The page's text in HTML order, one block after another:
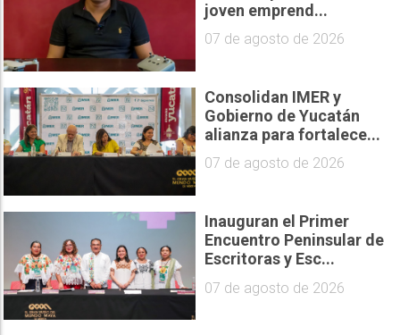
joven emprend...
07 de agosto de 2026
Consolidan IMER y
Gobierno de Yucatán
alianza para fortalece...
07 de agosto de 2026
Inauguran el Primer
Encuentro Peninsular de
Escritoras y Esc...
07 de agosto de 2026